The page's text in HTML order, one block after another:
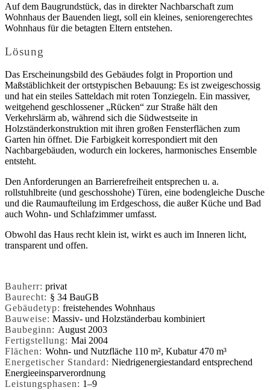
Auf dem Baugrundstück, das in direkter Nachbarschaft zum
Wohnhaus der Bauenden liegt, soll ein kleines, seniorengerechtes
Wohnhaus für die betagten Eltern entstehen.
Lösung
Das Erscheinungsbild des Gebäudes folgt in Proportion und
Maßstäblichkeit der ortstypischen Bebauung: Es ist zweigeschossig
und hat ein steiles Satteldach mit roten Tonziegeln. Ein massiver,
weitgehend geschlossener „Rücken“ zur Straße hält den
Verkehrslärm ab, während sich die Südwestseite in
Holzständerkonstruktion mit ihren großen Fensterflächen zum
Garten hin öffnet. Die Farbigkeit korrespondiert mit den
Nachbargebäuden, wodurch ein lockeres, harmonisches Ensemble
entsteht.
Den Anforderungen an Barrierefreiheit entsprechen u. a.
rollstuhlbreite (und geschosshohe) Türen, eine bodengleiche Dusche
und die Raumaufteilung im Erdgeschoss, die außer Küche und Bad
auch Wohn- und Schlafzimmer umfasst.
Obwohl das Haus recht klein ist, wirkt es auch im Inneren licht,
transparent und offen.
Bauherr: privat
Baurecht: § 34 BauGB
Gebäudetyp: freistehendes Wohnhaus
Bauweise: Massiv- und Holzständerbau kombiniert
Baubeginn: August 2003
Fertigstellung: Mai 2004
Flächen: Wohn- und Nutzfläche 110 m², Kubatur 470 m³
Energetischer Standard: Niedrigenergiestandard entsprechend
Energieeinsparverordnung
Leistungsphasen: 1–9